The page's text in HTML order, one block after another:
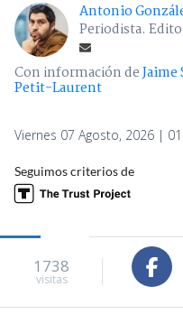
Antonio
Periodista.
Con información deJaime
Petit-Laurent
Viernes 07 Agosto, 2026 |
Seguimos criterios de
1738
visitas